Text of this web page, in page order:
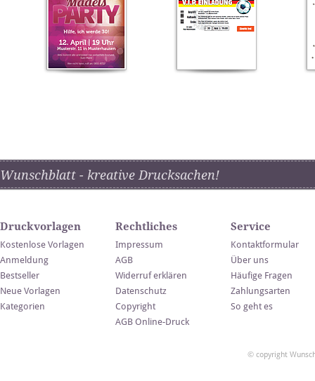
Wunschblatt - kreative Drucksachen!
Druckvorlagen
Kostenlose Vorlagen
Anmeldung
Bestseller
Neue Vorlagen
Kategorien
Rechtliches
Impressum
AGB
Widerruf erklären
Datenschutz
Copyright
AGB Online-Druck
Service
Kontaktformular
Über uns
Häufige Fragen
Zahlungsarten
So geht es
© copyright